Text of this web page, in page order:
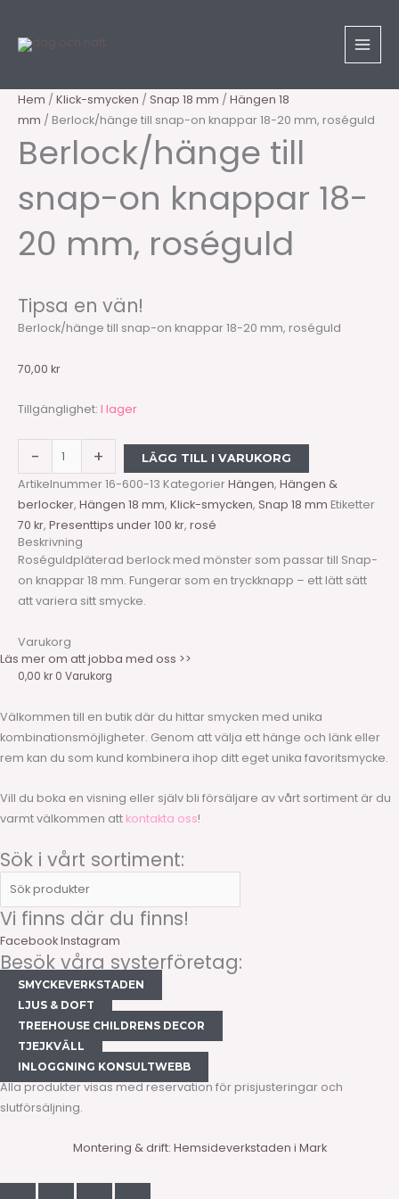
innehåll
Hem / Klick-smycken / Snap 18 mm / Hängen 18
mm / Berlock/hänge till snap-on knappar 18-20 mm, roséguld
Berlock/hänge till
snap-on knappar 18-
20 mm, roséguld
Tipsa en vän!
Berlock/hänge till snap-on knappar 18-20 mm, roséguld
70,00 kr
Tillgänglighet: I lager
-
snap-
knappar
mm,
mängd
+ LÄGG TILL I VARUKORG
Artikelnummer16-600-13 KategorierHängen, Hängen &
berlocker, Hängen 18 mm, Klick-smycken, Snap 18 mm Etiketter
70 kr, Presenttips under 100 kr, rosé
Beskrivning
Roséguldpläterad berlock med mönster som passar till Snap-
on knappar 18 mm. Fungerar som en tryckknapp – ett lätt sätt
att variera sitt smycke.
Varukorg
Läs mer om att jobba med oss >>
0,00 kr 0 Varukorg
Välkommen till en butik där du hittar smycken med unika
kombinationsmöjligheter. Genom att välja ett hänge och länk eller
rem kan du som kund kombinera ihop ditt eget unika favoritsmycke.
Vill du boka en visning eller själv bli försäljare av vårt sortiment är du
varmt välkommen att kontakta oss!
Sök i vårt sortiment:
Vi finns där du finns!
FacebookInstagram
Besök våra systerföretag:
SMYCKEVERKSTADEN
LJUS & DOFT
TREEHOUSE CHILDRENS DECOR
TJEJKVÄLL
INLOGGNING KONSULTWEBB
Alla produkter visas med reservation för prisjusteringar och
slutförsäljning.
Montering & drift: Hemsideverkstaden i Mark